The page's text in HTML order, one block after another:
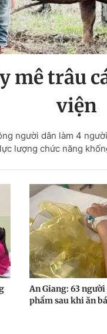
mê trâu
viện
người dân làm 4
lượng chức năng
An Giang: 63
phẩm sau khi ăn